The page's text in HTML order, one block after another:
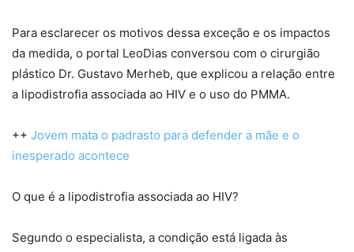
Para esclarecer os motivos dessa exceção e os impactos
da medida, o portal LeoDias conversou com o cirurgião
plástico Dr. Gustavo Merheb, que explicou a relação entre
a lipodistrofia associada ao HIV e o uso do PMMA.
++ Jovem mata o padrasto para defender a mãe e o
inesperado acontece
O que é a lipodistrofia associada ao HIV?
Segundo o especialista, a condição está ligada às